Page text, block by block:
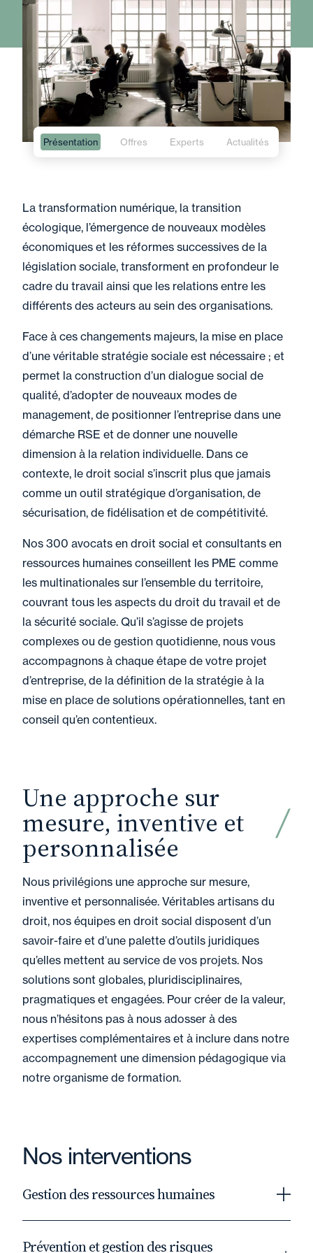
Présentation Offres Experts Actualités
La transformation numérique, la transition
écologique, l’émergence de nouveaux modèles
économiques et les réformes successives de la
législation sociale, transforment en profondeur le
cadre du travail ainsi que les relations entre les
différents des acteurs au sein des organisations.
Face à ces changements majeurs, la mise en place
d’une véritable stratégie sociale est nécessaire ; et
permet la construction d’un dialogue social de
qualité, d’adopter de nouveaux modes de
management, de positionner l’entreprise dans une
démarche RSE et de donner une nouvelle
dimension à la relation individuelle. Dans ce
contexte, le droit social s’inscrit plus que jamais
comme un outil stratégique d’organisation, de
sécurisation, de fidélisation et de compétitivité.
Nos 300 avocats en droit social et consultants en
ressources humaines conseillent les PME comme
les multinationales sur l’ensemble du territoire,
couvrant tous les aspects du droit du travail et de
la sécurité sociale. Qu’il s’agisse de projets
complexes ou de gestion quotidienne, nous vous
accompagnons à chaque étape de votre projet
d’entreprise, de la définition de la stratégie à la
mise en place de solutions opérationnelles, tant en
conseil qu’en contentieux.
Une approche sur
mesure, inventive et
personnalisée
Nous privilégions une approche sur mesure,
inventive et personnalisée. Véritables artisans du
droit, nos équipes en droit social disposent d’un
savoir-faire et d’une palette d’outils juridiques
qu’elles mettent au service de vos projets. Nos
solutions sont globales, pluridisciplinaires,
pragmatiques et engagées. Pour créer de la valeur,
nous n’hésitons pas à nous adosser à des
expertises complémentaires et à inclure dans notre
accompagnement une dimension pédagogique via
notre organisme de formation.
Nos interventions
Gestion des ressources humaines
complémentaires de conseil en ressources
Prévention et gestion des risques